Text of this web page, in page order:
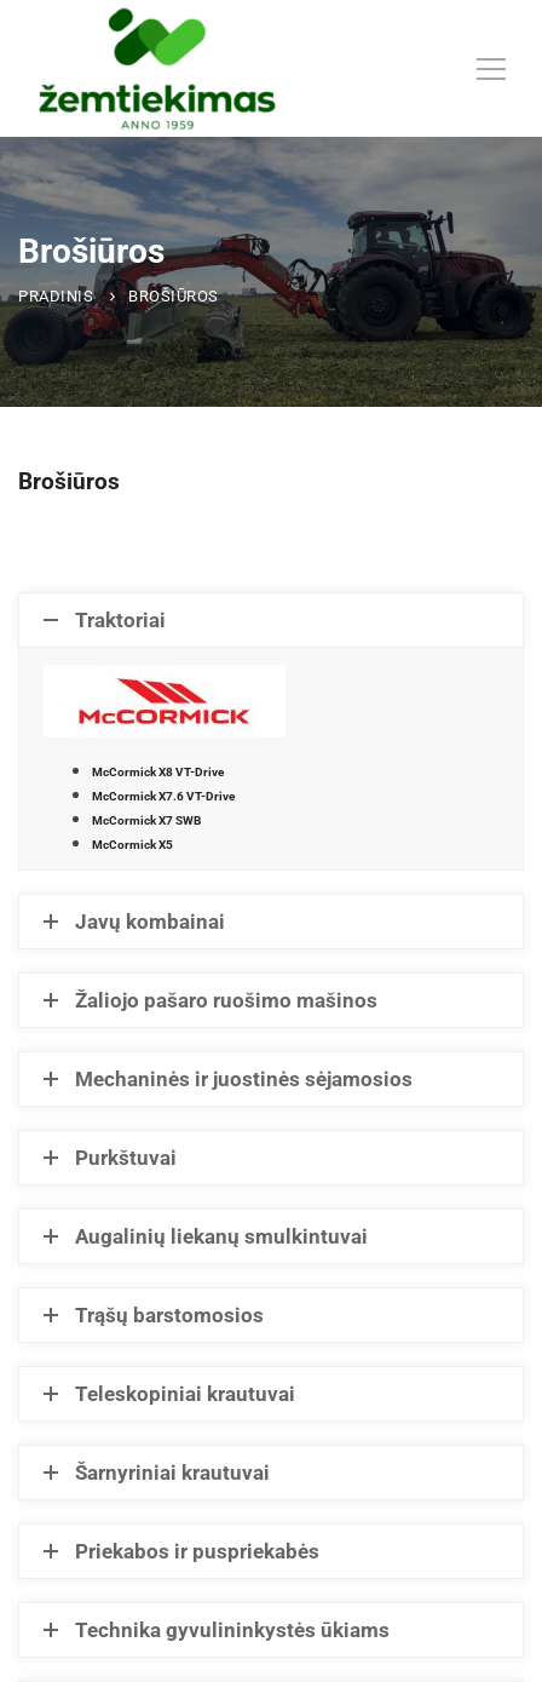
Brošiūros
PRADINIS BROŠIŪROS
Brošiūros
Traktoriai
McCormick X8 VT-Drive
McCormick X7.6 VT-Drive
McCormick X7 SWB
McCormick X5
Javų kombainai
Žaliojo pašaro ruošimo mašinos
Mechaninės ir juostinės sėjamosios
Purkštuvai
Augalinių liekanų smulkintuvai
Trąšų barstomosios
Teleskopiniai krautuvai
Šarnyriniai krautuvai
Priekabos ir puspriekabės
Technika gyvulininkystės ūkiams